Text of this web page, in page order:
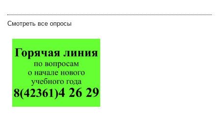
Смотреть все опросы